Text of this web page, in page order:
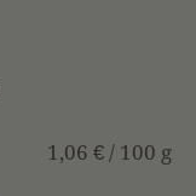
1,06 € / 100 g